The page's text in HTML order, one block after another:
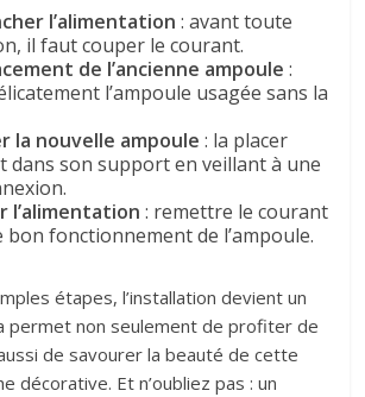
l’alimentation : avant toute
il faut couper le courant.
de l’ancienne ampoule :
l’ampoule usagée sans la
la nouvelle ampoule : la placer
dans son support en veillant à une
l’alimentation : remettre le courant
fonctionnement de l’ampoule.
étapes, l’installation devient un
permet non seulement de profiter de
de savourer la beauté de cette
décorative. Et n’oubliez pas : un